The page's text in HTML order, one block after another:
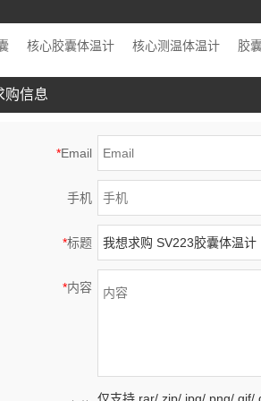
核心胶囊体温计 核心测温体温计 胶
购信息
*Email
手机
*标题
*内容